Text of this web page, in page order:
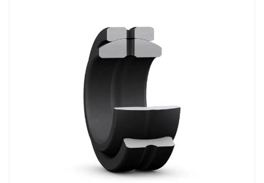
the
end
of
images
gallery